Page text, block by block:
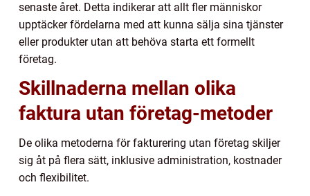
senaste året. Detta indikerar att allt fler människor
upptäcker fördelarna med att kunna sälja sina tjänster
eller produkter utan att behöva starta ett formellt
företag.
Skillnaderna mellan olika
faktura utan företag-metoder
De olika metoderna för fakturering utan företag skiljer
sig åt på flera sätt, inklusive administration, kostnader
och flexibilitet.